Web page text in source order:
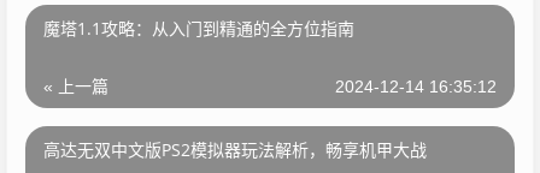
魔塔1.1攻略：从入门到精通的全方位指南
« 上一篇 2024-12-14 16:35:12
高达无双中文版PS2模拟器玩法解析，畅享机甲大战